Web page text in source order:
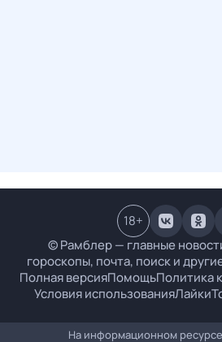
© Рамблер — главные
гороскопы, почта, поиск и
Полная версияПомощьПолитика
Условия использованияЛайки
18+
На информационном